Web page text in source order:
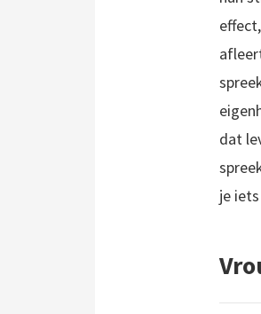
dat
je